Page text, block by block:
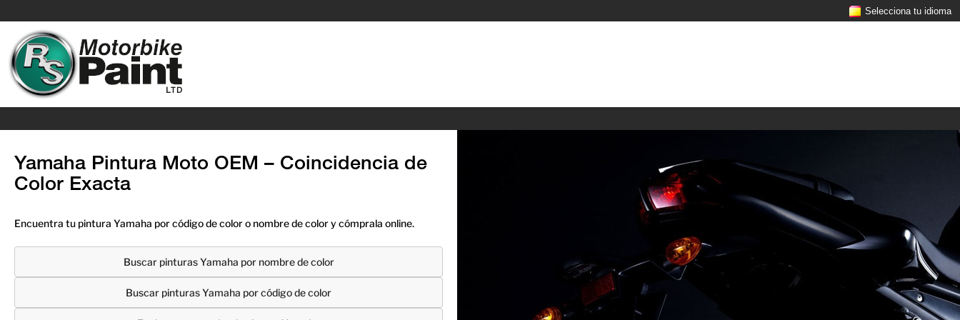
Selecciona tu idioma
Yamaha Pintura Moto OEM – Coincidencia de
Color Exacta
Encuentra tu pintura Yamaha por código de color o nombre de color y cómprala online.
Buscar pinturas Yamaha por nombre de color
Buscar pinturas Yamaha por código de color